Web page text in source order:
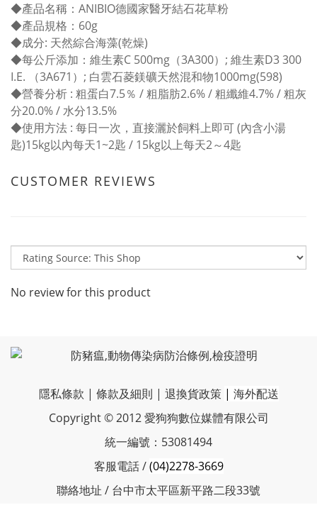
◆產品名稱：ANIBIO德國家醫牙結石花草粉
◆產品規格：60g
◆成分: 天然綜合海藻(乾燥)
◆每公斤添加：維生素C 500mg（3A300）; 維生素D3 300
I.E. （3A671）; 白雲石菱鎂礦天然混和物1000mg(598)
◆營養分析 : 粗蛋白7.5％ / 粗脂肪2.6% / 粗纖維4.7% / 粗灰
分20.0% / 水分13.5%
◆使用方法 : 每日一次，直接灑於飼料上即可 (內含小湯
匙)15kg以內每天1~2匙 / 15kg以上每天2～4匙
CUSTOMER REVIEWS
No review for this product
隱私條款 | 條款及細則 | 退換貨政策 | 海外配送
Copyright © 2012 愛狗狗數位媒體有限公司
統一編號：53081494
客服電話 /(04)2278-3669
聯絡地址 / 台中市太平區新平路二段33號